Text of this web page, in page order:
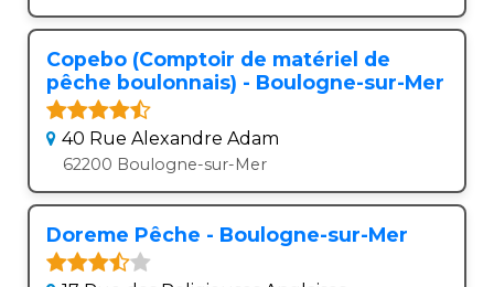
Copebo (Comptoir de matériel de
pêche boulonnais) - Boulogne-sur-Mer
40 Rue Alexandre Adam
62200 Boulogne-sur-Mer
Doreme Pêche - Boulogne-sur-Mer